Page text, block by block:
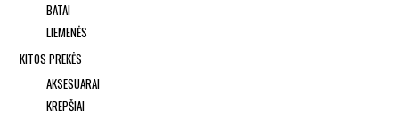
BATAI
LIEMENĖS
KITOS PREKĖS
AKSESUARAI
KREPŠIAI